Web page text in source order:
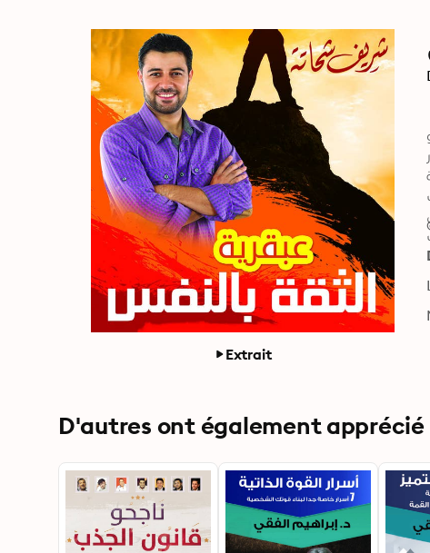
Extrait
D'autres ont également apprécié